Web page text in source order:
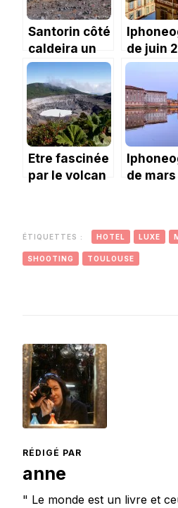
Santorin côté
caldeira un
jour de grand
vent.
de juin
photo et
Etre fascinée
par le volcan
monde.
de mars
ÉTIQUETTES : HOTEL LUXE
SHOOTING TOULOUSE
RÉDIGÉ PAR
anne
" Le monde est un livre et